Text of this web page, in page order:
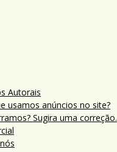
Autorais
usamos anúncios no site?
Sugira uma correção.